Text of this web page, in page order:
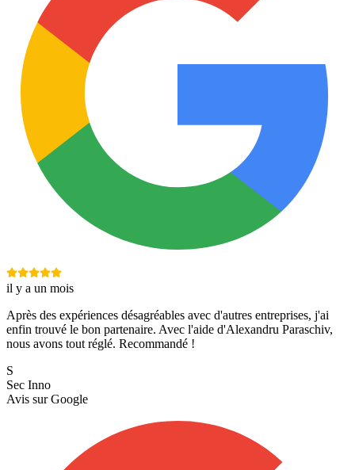
il y a un mois
Après des expériences désagréables avec d'autres entreprises, j'ai
enfin trouvé le bon partenaire. Avec l'aide d'Alexandru Paraschiv,
nous avons tout réglé. Recommandé !
S
Sec Inno
Avis sur Google